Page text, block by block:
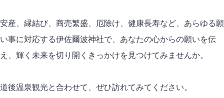
安産、縁結び、商売繁盛、厄除け、健康長寿など、あらゆる願
い事に対応する伊佐爾波神社で、あなたの心からの願いを伝
え、輝く未来を切り開くきっかけを見つけてみませんか。
道後温泉観光と合わせて、ぜひ訪れてみてください。